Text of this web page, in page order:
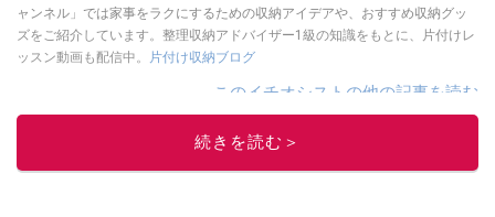
ャンネル」では家事をラクにするための収納アイデアや、おすすめ収納グッ
ズをご紹介しています。整理収納アドバイザー1級の知識をもとに、片付けレ
ッスン動画も配信中。
片付け収納ブログ
このイチオシストの他の記事を読む
続きを読む＞